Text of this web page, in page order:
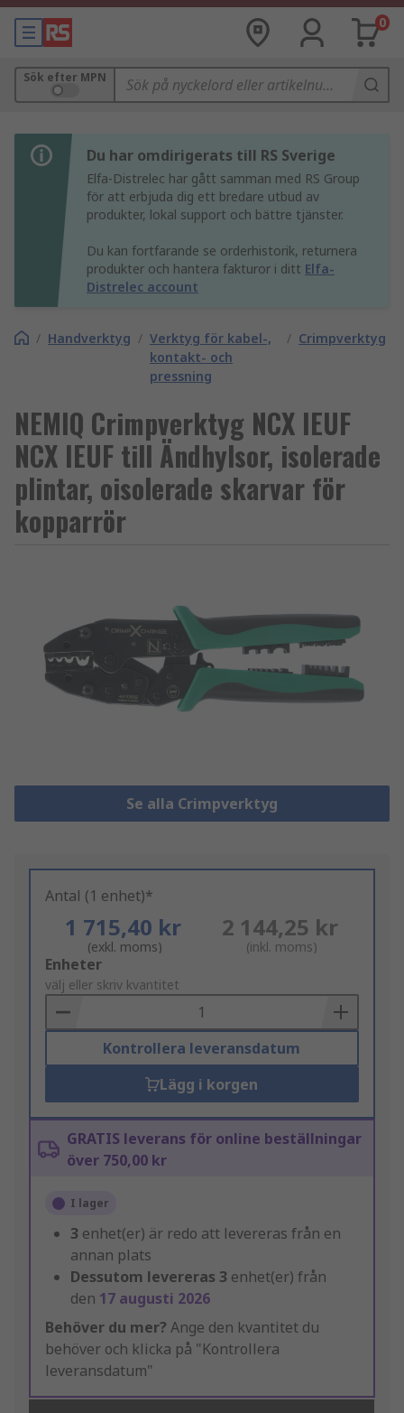
0
Sök efter MPN
Du har omdirigerats till RS Sverige
Elfa-Distrelec har gått samman med RS Group
för att erbjuda dig ett bredare utbud av
produkter, lokal support och bättre tjänster.
Du kan fortfarande se orderhistorik, returnera
produkter och hantera fakturor i ditt Elfa-
Distrelec account
/ Handverktyg / Verktyg för kabel-,
kontakt- och
pressning
/ Crimpverktyg
NEMIQ Crimpverktyg NCX IEUF
NCX IEUF till Ändhylsor, isolerade
plintar, oisolerade skarvar för
kopparrör
Se alla Crimpverktyg
Antal (1 enhet)*
1 715,40 kr
(exkl. moms)
2 144,25 kr
(inkl. moms)
Add
to
Basket
Enheter
välj eller skriv kvantitet
Kontrollera leveransdatum
Lägg i korgen
GRATIS leverans för online beställningar
över 750,00 kr
I lager
3 enhet(er) är redo att levereras från en
annan plats
Dessutom levereras 3 enhet(er) från
den 17 augusti 2026
Behöver du mer? Ange den kvantitet du
behöver och klicka på "Kontrollera
leveransdatum"